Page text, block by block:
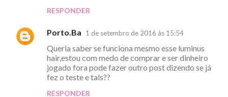
o
s
RESPONDER
Porto.Ba 1 de setembro de 2016 às 15:54
Queria saber se funciona mesmo esse luminus
hair,estou com medo de comprar e ser dinheiro
jogado fora pode fazer outro post dizendo se já
fez o teste e tals??
RESPONDER